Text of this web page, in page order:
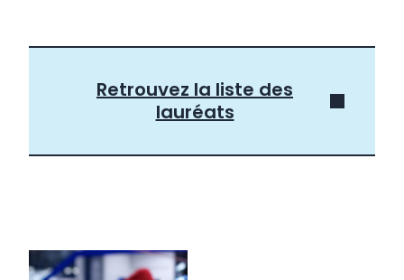
Retrouvez la liste des
lauréats